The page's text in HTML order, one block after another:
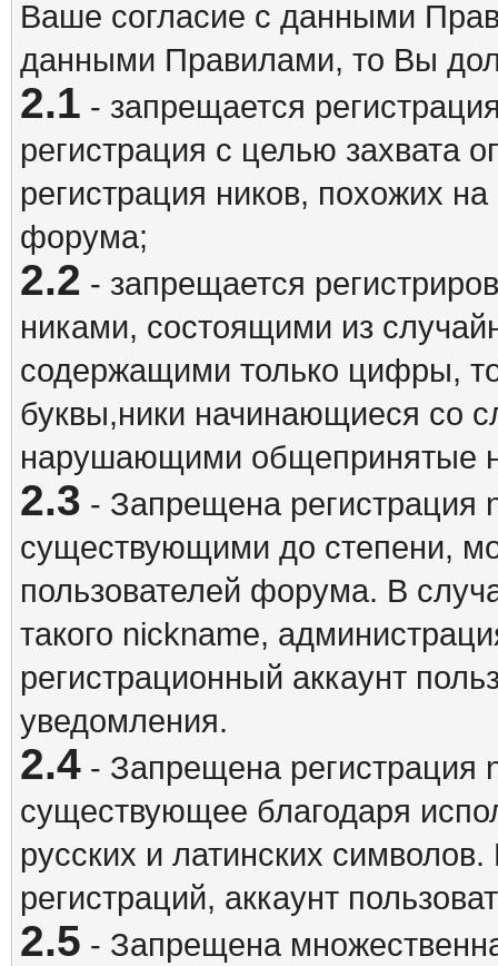
Ваше согласие с данными
данными Правилами, то Вы
2.1 - запрещается
регистрация с целью захвата
регистрация ников, похожих
форума;
2.2 - запрещается
никами, состоящими из
содержащими только цифры,
буквы,ники начинающиеся со
нарушающими общепринятые
2.3 - Запрещена регистрация
существующими до степени,
пользователей форума. В
такого nickname,
регистрационный аккаунт
уведомления.
2.4- Запрещена регистрация
существующее благодаря
русских и латинских
регистраций, аккаунт
2.5 - Запрещена